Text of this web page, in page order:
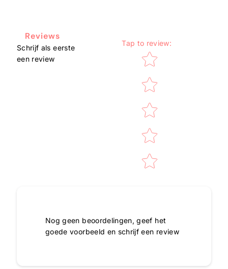
Reviews
Schrijf als eerste
een review
Tap to review:
Star rating
Nog geen beoordelingen, geef het
goede voorbeeld en schrijf een review